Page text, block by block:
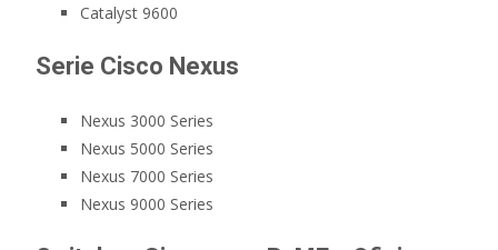
Catalyst 9600
Serie Cisco Nexus
Nexus 3000 Series
Nexus 5000 Series
Nexus 7000 Series
Nexus 9000 Series